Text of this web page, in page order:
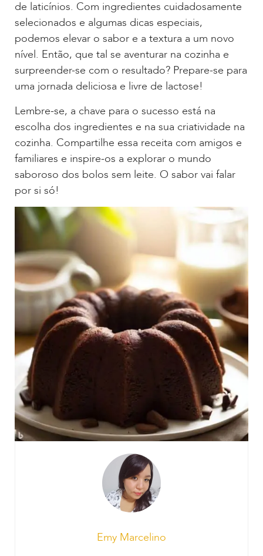
de laticínios. Com ingredientes cuidadosamente
selecionados e algumas dicas especiais,
podemos elevar o sabor e a textura a um novo
nível. Então, que tal se aventurar na cozinha e
surpreender-se com o resultado? Prepare-se para
uma jornada deliciosa e livre de lactose!
Lembre-se, a chave para o sucesso está na
escolha dos ingredientes e na sua criatividade na
cozinha. Compartilhe essa receita com amigos e
familiares e inspire-os a explorar o mundo
saboroso dos bolos sem leite. O sabor vai falar
por si só!
Emy Marcelino